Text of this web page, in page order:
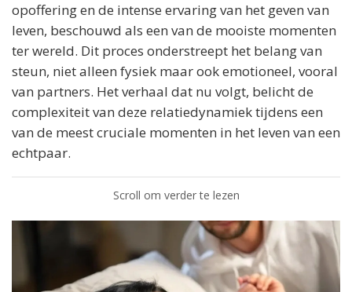
opoffering en de intense ervaring van het geven van
leven, beschouwd als een van de mooiste momenten
ter wereld. Dit proces onderstreept het belang van
steun, niet alleen fysiek maar ook emotioneel, vooral
van partners. Het verhaal dat nu volgt, belicht de
complexiteit van deze relatiedynamiek tijdens een
van de meest cruciale momenten in het leven van een
echtpaar.
Scroll om verder te lezen